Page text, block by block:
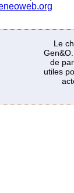
Le
de
utiles